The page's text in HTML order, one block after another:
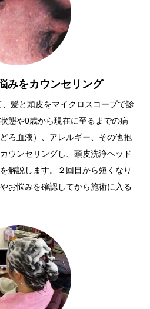
みをカウンセリング
髪と頭皮をマイクロスコープで診
態や0歳から現在に至るまでの病
ろ血液）、アレルギー、その他抱
ウンセリングし、頭皮洗浄ヘッド
解説します。２回目から短くなり
お悩みを確認してから施術に入る